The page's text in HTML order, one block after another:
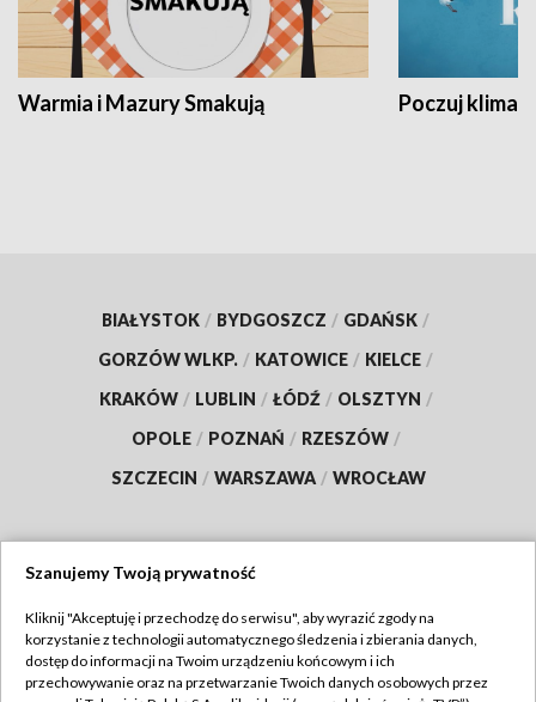
Warmia i Mazury Smakują Poczuj klimat
BIAŁYSTOK / BYDGOSZCZ / GDAŃSK /
GORZÓW WLKP. / KATOWICE / KIELCE /
KRAKÓW / LUBLIN / ŁÓDŹ / OLSZTYN /
OPOLE / POZNAŃ / RZESZÓW /
SZCZECIN / WARSZAWA / WROCŁAW
TVP
Abonament TVP
Regulamin TVP
Szanujemy Twoją prywatność
Kliknij "Akceptuję i przechodzę do serwisu", aby wyrazić zgody na
korzystanie z technologii automatycznego śledzenia i zbierania danych,
dostęp do informacji na Twoim urządzeniu końcowym i ich
przechowywanie oraz na przetwarzanie Twoich danych osobowych przez